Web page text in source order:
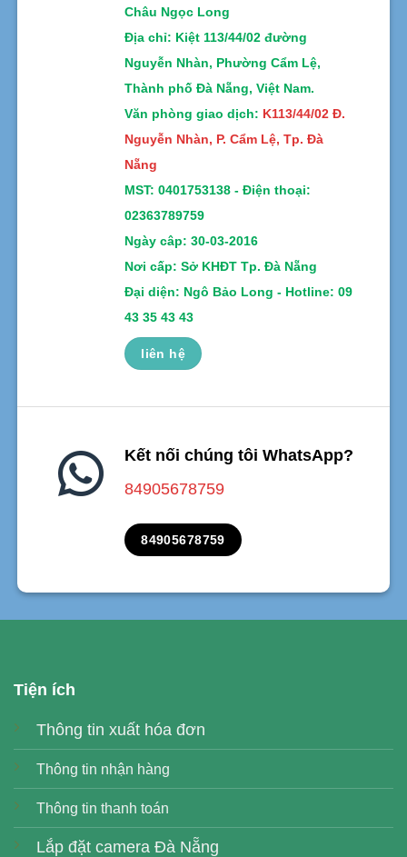
Châu Ngọc Long
Địa chỉ: Kiệt 113/44/02 đường
Nguyễn Nhàn, Phường Cẩm Lệ,
Thành phố Đà Nẵng, Việt Nam.
Văn phòng giao dịch: K113/44/02 Đ.
Nguyễn Nhàn, P. Cẩm Lệ, Tp. Đà
Nẵng
MST: 0401753138 - Điện thoại:
02363789759
Ngày câp: 30-03-2016
Nơi cấp: Sở KHĐT Tp. Đà Nẵng
Đại diện: Ngô Bảo Long - Hotline: 09
43 35 43 43
liên hệ
Kết nối chúng tôi WhatsApp?
84905678759
84905678759
Tiện ích
Thông tin xuất hóa đơn
Thông tin nhận hàng
Thông tin thanh toán
Lắp đặt camera Đà Nẵng